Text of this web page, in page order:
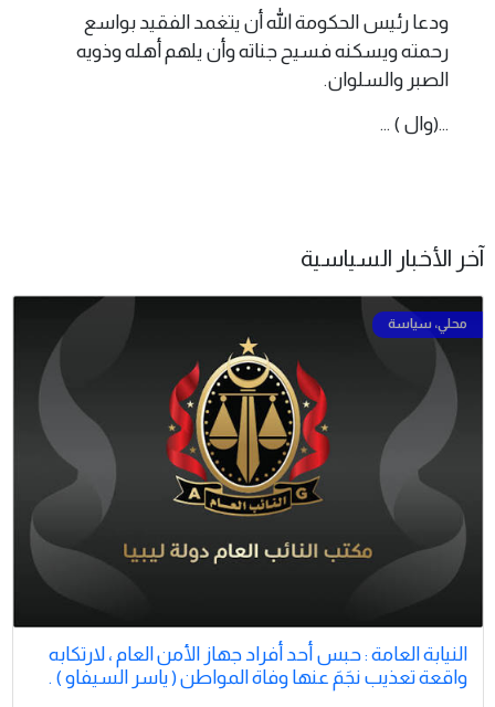
ودعا رئيس الحكومة الله أن يتغمد الفقيد بواسع
رحمته ويسكنه فسيح جناته وأن يلهم أهله وذويه
الصبر والسلوان.
...(وال ) ...
آخر الأخبار السياسية
النيابة العامة : حبس أحد أفراد جهاز الأمن العام ، لارتكابه
واقعة تعذيب نجَمَ عنها وفاة المواطن ( ياسر السيفاو ) .